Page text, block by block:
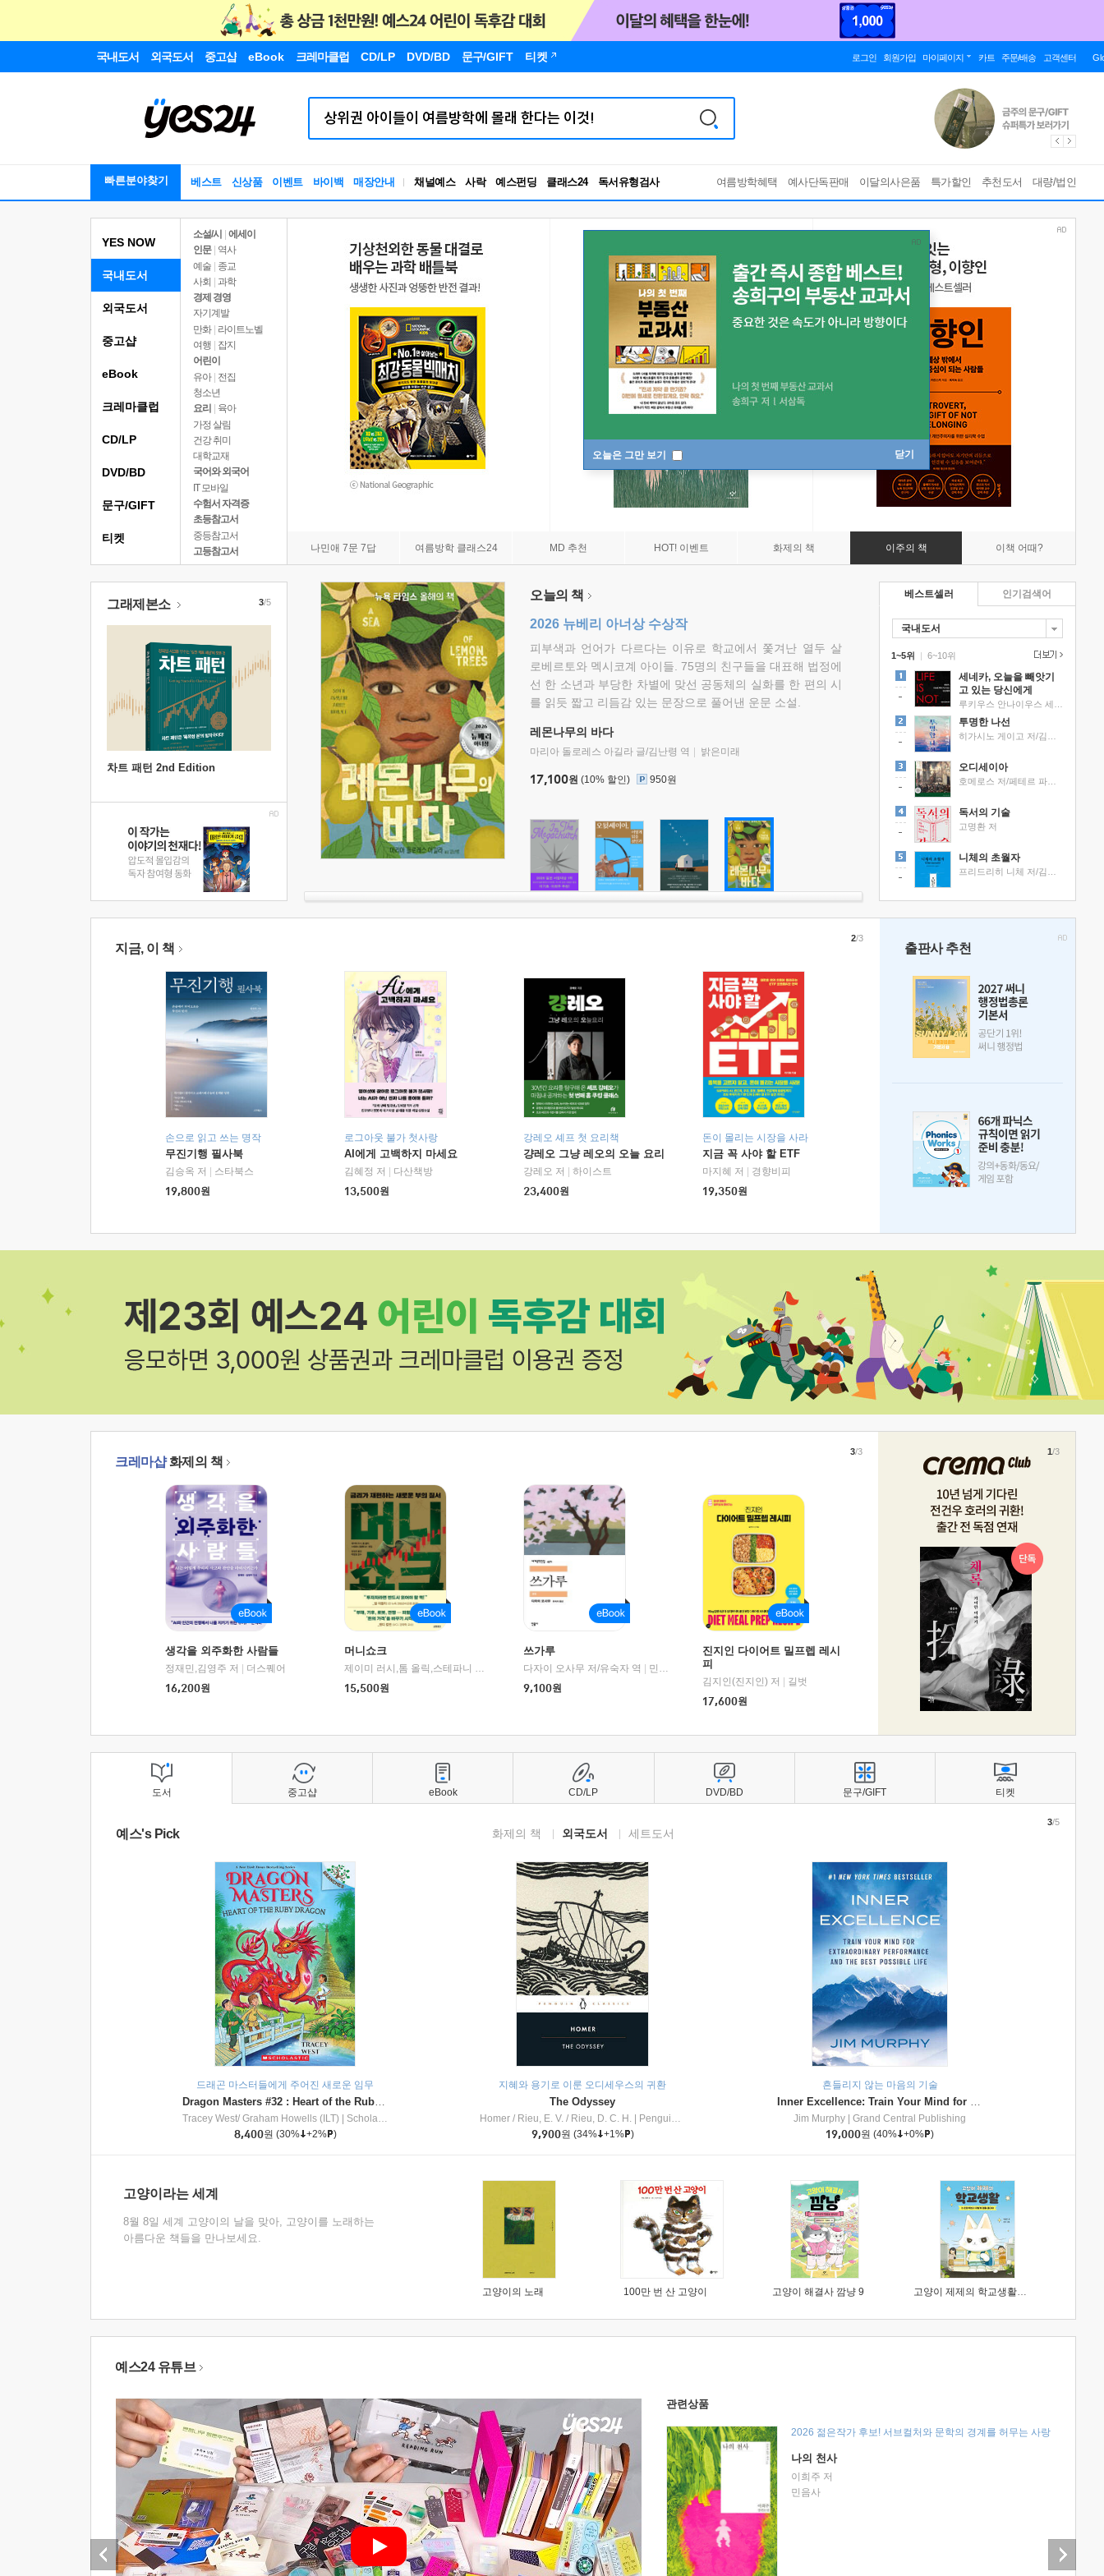
국내도서 외국도서 중고샵 eBook 크레마클럽 CD/LP DVD/BD 문구/GIFT 티켓 로그인 회원가입 마이페이지 카트 주문/배송 고객센터
빠른분야찾기 베스트 신상품 이벤트 바이백 매장안내 채널예스 사락 예스펀딩 클래스24
RBTI Lab
독서유형검사
여름방학혜택 예사단독판매 이달의사은품 특가할인 추천도서 대량/법인
오늘은 그만 보기 닫기
YES NOW
국내도서
소설/시
에세이
인문
역사
예술 | 종교
사회 | 과학
경제 경영
자기계발
만화 | 라이트노벨
여행
잡지
어린이
유아 | 전집
청소년
요리
육아
가정 살림
건강 취미
대학교재
국어와 외국어
IT 모바일
수험서 자격증
초등참고서
중등참고서
고등참고서
나민애 7문 7답 여름방학 클래스24 MD 추천 HOT! 이벤트 화제의 책 이주의 책 이책 어때?
외국도서
중고샵
eBook
크레마클럽
CD/LP
DVD/BD
문구/GIFT
티켓
그래제본소
차트 패턴 2nd Edition
3/5 오늘의 책
2026 뉴베리 아너상 수상작
피부색과 언어가 다르다는 이유로 학교에서 쫓겨난 열두 살
로베르토와 멕시코계 아이들. 75명의 친구들을 대표해 법정에
선 한 소년과 부당한 차별에 맞선 공동체의 실화를 한 편의 시
를 읽듯 짧고 리듬감 있는 문장으로 풀어낸 운문 소설.
레몬나무의 바다
마리아 돌로레스 아길라 글/김난령 역 밝은미래
17,100원 (10% 할인) 950원
베스트셀러
국내도서
1~5위 |
세네카, 오늘을 빼앗기
고 있는 당신에게
투명한 나선
오디세이아
독서의 기술
고명환 저
니체의 초월자
6~10위
인기검색어
지금, 이 책
손으로 읽고 쓰는 명작
무진기행 필사북
김승옥 저
스타북스
19,800원
로그아웃 불가 첫사랑
AI에게 고백하지 마세요
김혜정 저
다산책방
13,500원
강레오 셰프 첫 요리책
걍레오 그냥 레오의 오늘 요리
강레오 저
하이스트
23,400원
돈이 몰리는 시장을 사라
지금 꼭 사야 할 ETF
마지혜 저
경향비피
19,350원
2/3
출판사 추천
크레마샵화제의 책
생각을 외주화한 사람들
정재민,김영주 저
더스퀘어
16,200원
머니쇼크
제이미 러시,톰 올릭,스테파니 플랜더스 편저/임경은 역/박정호 감수 |
교보문고
15,500원
쓰가루
다자이 오사무 저/유숙자 역
민음사
9,100원
진지인 다이어트 밀프렙 레시
피
김지인(진지인) 저
길벗
17,600원
3/3 1/3
도서
예스's Pick 화제의 책 외국도서 세트도서
드래곤 마스터들에게 주어진 새로운 임무
Dragon Masters #32 : Heart of the Ruby Dragon (A Branches Book)
Tracey West/ Graham Howells (ILT)
Scholastic Inc
8,400원 (30% +2% )
지혜와 용기로 이룬 오디세우스의 귀환
The Odyssey
Homer / Rieu, E. V. / Rieu, D. C. H.
Penguin Group
9,900원 (34% +1% )
흔들리지 않는 마음의 기술
Inner Excellence: Train Your Mind for Extraordinary Performance and the Best Possible Life
Jim Murphy
Grand Central Publishing
19,000원 (40% +0% )
3/5
고양이라는 세계
8월 8일 세계 고양이의 날을 맞아, 고양이를 노래하는
아름다운 책들을 만나보세요.
고양이의 노래 100만 번 산 고양이 고양이 해결사 깜냥 9 고양이 제제의 학교생활 1 : 초등학생이 이렇게 힘들 줄이야
중고샵 eBook CD/LP DVD/BD 문구/GIFT 티켓
예스24 유튜브
관련상품
2026 젊은작가 후보! 서브컬처와 문학의 경계를 허무는 사랑
나의 천사
이희주 저
민음사